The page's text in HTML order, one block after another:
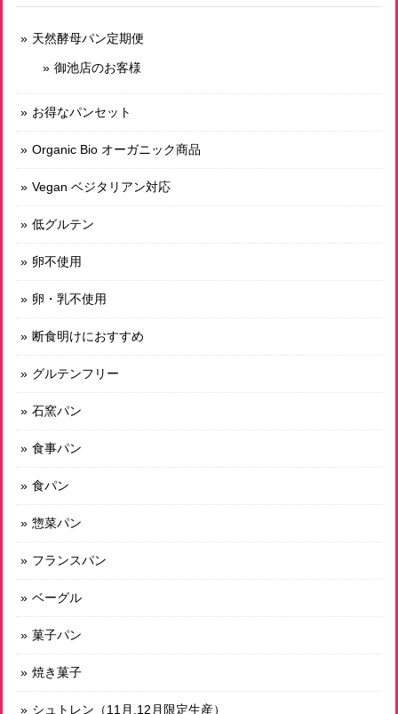
2026/07/17
いつもの低グルテンのを購入したいのですが、この蒸し暑さ
有機スペルト小麦のみ使用 古代小麦パべ小
回初めて購入しました。そのまま何もつけずに食べても美味
軽くトーストしていただき、大変贅沢な時間を過ごすことが
を作っていただいていることに感謝です。
素敵なコメントをいただき、本当にありがとう
ございます😊！ 貴重な、100%自然栽培の古代
小麦を苦労して手に入れていまして大変励みに
なります。 今後も頑張ってまいります。
しばらく小麦のパンを避けていまして、古代小麦のパンを今
回初めて購入しました。そのまま何もつけずに食べても美味
しく、これが素材の味なんだな、と感動しました。その後、
軽くトーストしていただき、大変贅沢な時間を過ごすことが
できました。まさに”命のパン”、このような素晴らしいパン
を作っていただいていることに感謝です。
天然酵母パン定期便
御池店のお客様
お得なパンセット
Organic Bio オーガニック商品
Vegan ベジタリアン対応
低グルテン
卵不使用
卵・乳不使用
断食明けにおすすめ
グルテンフリー
石窯パン
食事パン
食パン
惣菜パン
フランスパン
ベーグル
菓子パン
焼き菓子
シュトレン（11月.12月限定生産）